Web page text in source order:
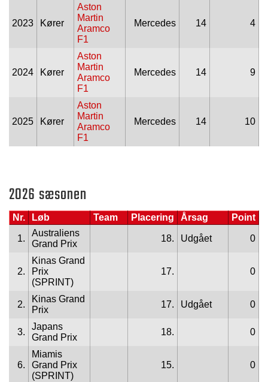
2023 Kører
Aston
Martin
Aramco
F1
Mercedes 14 4
2024 Kører
Aston
Martin
Aramco
F1
Mercedes 14 9
2025 Kører
Aston
Martin
Aramco
F1
Mercedes 14 10
2026 sæsonen
Nr. Løb Team Placering Årsag Point
1.
Australiens
Grand Prix
18. Udgået 0
2.
Kinas Grand
Prix
(SPRINT)
17. 0
2.
Kinas Grand
Prix
17. Udgået 0
3.
Japans
Grand Prix
18. 0
6.
Miamis
Grand Prix
(SPRINT)
15. 0